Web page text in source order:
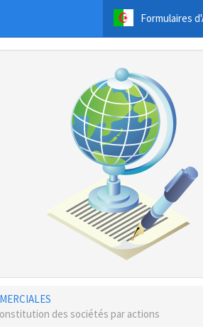
Formulaires
des sociétés par actions